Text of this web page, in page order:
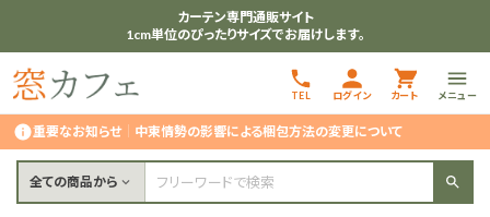
カーテン専門通販サイト
1cm単位のぴったりサイズでお届けします。
TEL ログイン カート メニュー
重要なお知らせ｜ 中東情勢の影響による梱包方法の変更について
全ての商品から